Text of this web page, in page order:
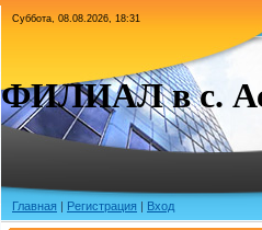
Суббота, 08.08.2026, 18:31
ФИЛИАЛ в с.
Главная | Регистрация | Вход